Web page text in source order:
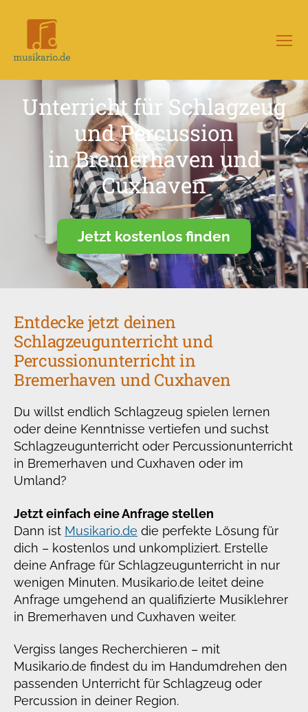
–
Portal
für
Musikunterricht
Unterricht für Schlagzeug
und Percussion
in Bremerhaven und
Cuxhaven
Jetzt kostenlos finden
Entdecke jetzt deinen
Schlagzeugunterricht und
Percussionunterricht in
Bremerhaven und Cuxhaven
Du willst endlich Schlagzeug spielen lernen
oder deine Kenntnisse vertiefen und suchst
Schlagzeugunterricht oder Percussionunterricht
in Bremerhaven und Cuxhaven oder im
Umland?
Jetzt einfach eine Anfrage stellen
Dann ist Musikario.de die perfekte Lösung für
dich – kostenlos und unkompliziert. Erstelle
deine Anfrage für Schlagzeugunterricht in nur
wenigen Minuten. Musikario.de leitet deine
Anfrage umgehend an qualifizierte Musiklehrer
in Bremerhaven und Cuxhaven weiter.
Vergiss langes Recherchieren – mit
Musikario.de findest du im Handumdrehen den
passenden Unterricht für Schlagzeug oder
Percussion in deiner Region.